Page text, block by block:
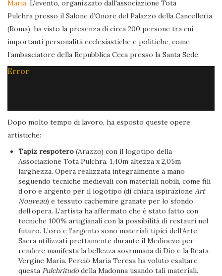
Maria. L’evento, organizzato dall'associazione Tota
Pulchra presso il Salone d’Onore del Palazzo della Cancelleria
(Roma), ha visto la presenza di circa 200 persone tra cui
importanti personalità ecclesiastiche e politiche, come
l’ambasciatore della Repubblica Ceca presso la Santa Sede.
Error
Dopo molto tempo di lavoro, ha esposto queste opere
artistiche:
Tapiz respotero (Arazzo) con il logotipo della
Associazione Tota Pulchra. 1,40m altezza x 2,05m
larghezza. Opera realizzata integralmente a mano
seguendo tecniche medievali con materiali nobili, come fili
d’oro e argento per il logotipo (di chiara ispirazioneArt
Nouveau) e tessuto cachemire granate per lo sfondo
dell’opera. L’artista ha affermato che è stato fatto con
tecniche 100% artigianali con la possibilità di restauri nel
futuro. L’oro e l’argento sono materiali tipici dell’Arte
Sacra utilizzati prettamente durante il Medioevo per
rendere manifesta la bellezza sovrumana di Dio e la Beata
Vergine Maria. Perciò María Teresa ha voluto esaltare
questa Pulchritudodella Madonna usando tali materiali.